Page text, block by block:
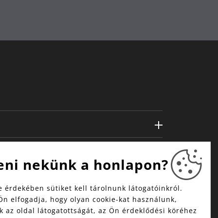
nekünk a honlapon?
érdekében sütiket kell tárolnunk látogatóinkról.
elfogadja, hogy olyan cookie-kat használunk,
az oldal látogatottságát, az Ön érdeklődési köréhez